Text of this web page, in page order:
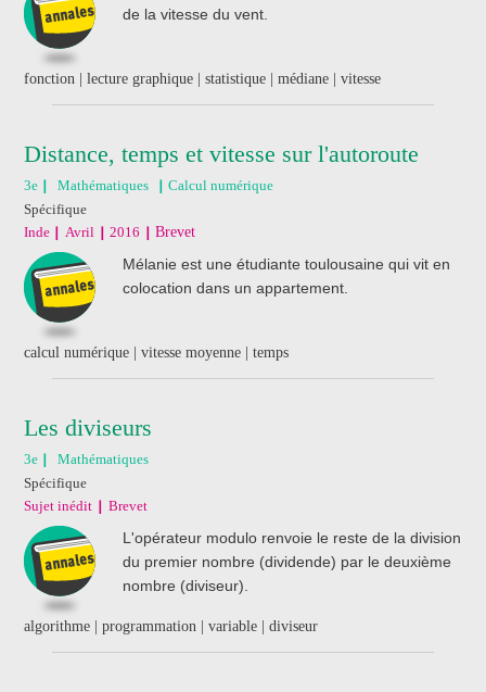
de la vitesse du vent.
fonction | lecture graphique | statistique | médiane | vitesse
Distance, temps et vitesse sur l'autoroute
3e Mathématiques
Calcul numérique
Spécifique
Inde
Avril 2016 Brevet
Mélanie est une étudiante toulousaine qui vit en
colocation dans un appartement.
calcul numérique | vitesse moyenne | temps
Les diviseurs
3e
Mathématiques
Spécifique
Sujet inédit
Brevet
L'opérateur modulo renvoie le reste de la division
du premier nombre (dividende) par le deuxième
nombre (diviseur).
algorithme | programmation | variable | diviseur